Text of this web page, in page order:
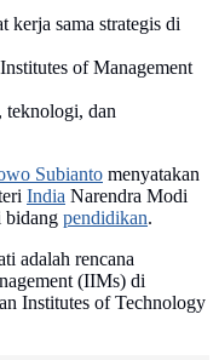
kerja sama strategis di
of Management
teknologi, dan
Subianto menyatakan
India Narendra Modi
bidang pendidikan.
adalah rencana
(IIMs) di
Institutes of Technology